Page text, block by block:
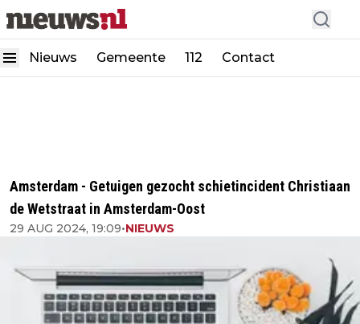
Nieuws Gemeente 112 Contact
Amsterdam - Getuigen gezocht schietincident Christiaan
de Wetstraat in Amsterdam-Oost
29 AUG 2024, 19:09•NIEUWS